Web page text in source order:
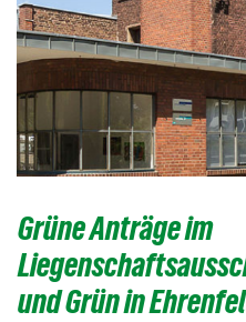
Grüne Anträge im
und Grün in